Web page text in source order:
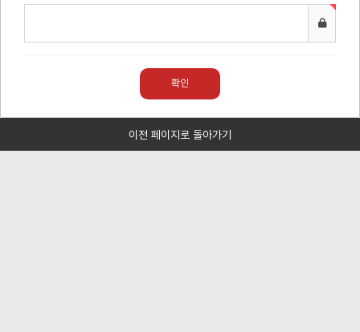
이전 페이지로 돌아가기